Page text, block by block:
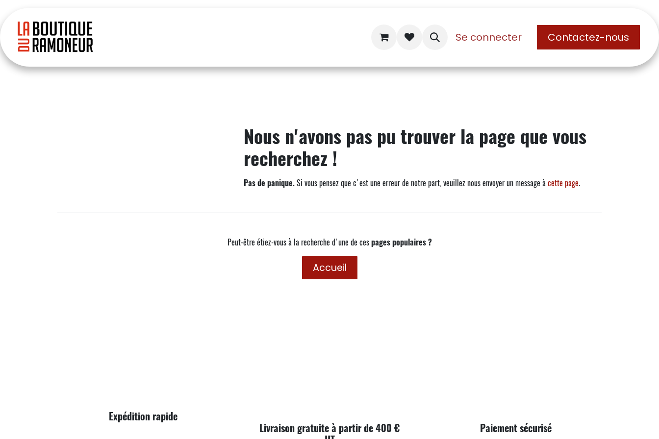
Se connecter Contactez-nous
Erreur 404
Nous n'avons pas pu trouver la page que vous
recherchez !
Pas de panique.Si vous pensez que c'est une erreur de notre part, veuillez nous envoyer un message à cette page.
Peut-être étiez-vous à la recherche d'une de cespages populaires ?
Accueil
Expédition rapide
Livraison gratuite à partir de 400 €
Paiement sécurisé